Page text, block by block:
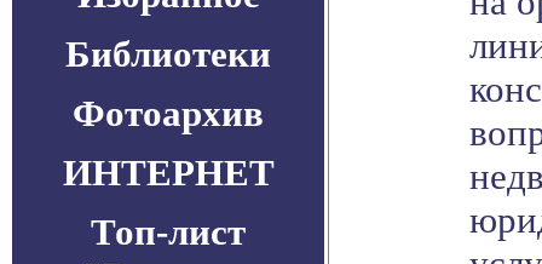
Библиотеки
Фотоархив
ИНТЕРНЕТ
Топ-лист